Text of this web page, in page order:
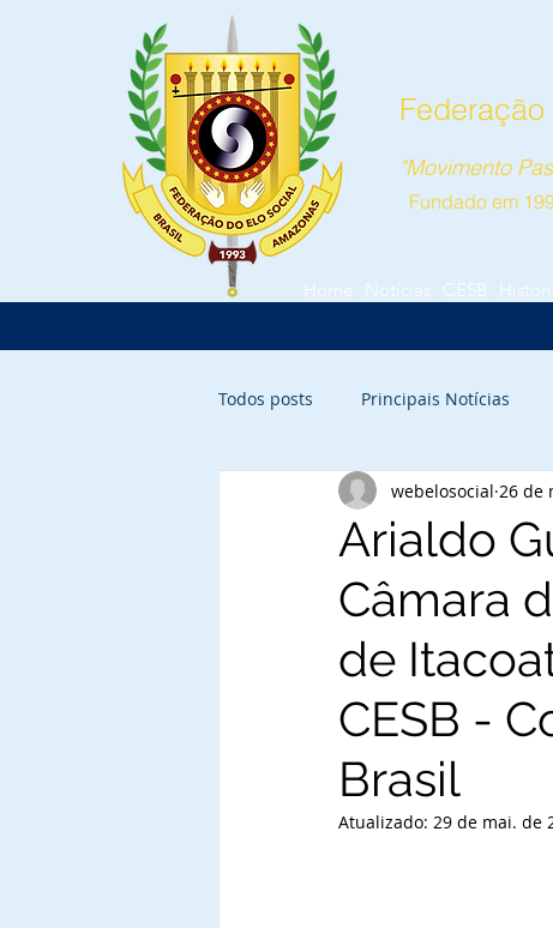
Home Notícias CESB
"Movimento
Fundado em
Todos posts Principais Notícias
Itacoatiara
Arialdo
Câmara
de
CESB -
Brasil
webelosocial 26 de
Atualizado: 29 de mai. de